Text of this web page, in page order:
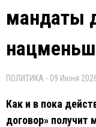
мандаты
ПОЛИТИКА - 09 Июня
Как и в пока
договор» получит